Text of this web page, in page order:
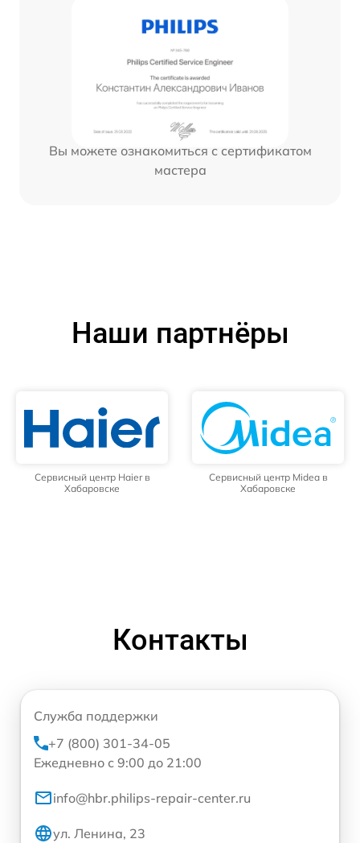
Вы можете ознакомиться с сертификатом
мастера
Наши партнёры
Сервисный центр Haier в
Хабаровске
Сервисный центр Midea в
Хабаровске
Контакты
Служба поддержки
+7 (800) 301-34-05
Ежедневно с 9:00 до 21:00
info@hbr.philips-repair-center.ru
ул. Ленина, 23